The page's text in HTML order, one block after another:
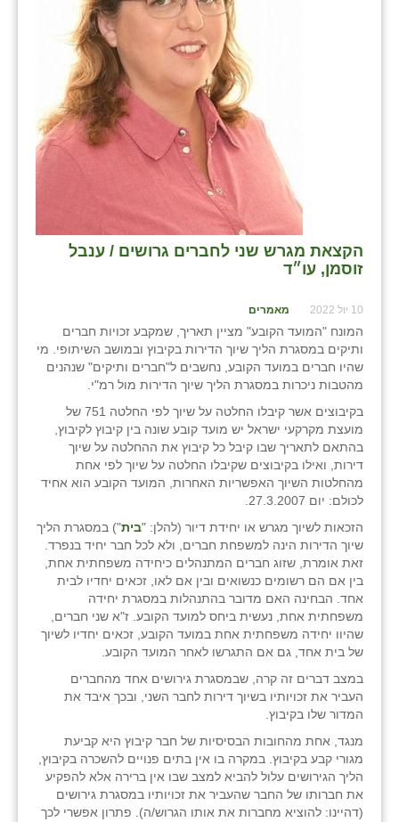
הקצאת מגרש שני לחברים גרושים / ענבל
זוסמן, עו״ד
10 יול 2022 מאמרים
המונח "המועד הקובע" מציין תאריך, שמקבע זכויות חברים
ותיקים במסגרת הליך שיוך הדירות בקיבוץ ובמושב השיתופי. מי
שהיו חברים במועד הקובע, נחשבים ל"חברים ותיקים" שנהנים
מהטבות ניכרות במסגרת הליך שיוך הדירות מול רמ"י.
בקיבוצים אשר קיבלו החלטה על שיוך לפי החלטה 751 של
מועצת מקרקעי ישראל יש מועד קובע שונה בין קיבוץ לקיבוץ,
בהתאם לתאריך שבו קיבל כל קיבוץ את ההחלטה על שיוך
דירות, ואילו בקיבוצים שקיבלו החלטה על שיוך לפי אחת
מהחלטות השיוך האפשריות האחרות, המועד הקובע הוא אחיד
לכולם: יום 27.3.2007.
הזכאות לשיוך מגרש או יחידת דיור (להלן: "בית") במסגרת הליך
שיוך הדירות הינה למשפחת חברים, ולא לכל חבר יחיד בנפרד.
זאת אומרת, שזוג חברים המתנהלים כיחידה משפחתית אחת,
בין אם הם רשומים כנשואים ובין אם לאו, זכאים יחדיו לבית
אחד. הבחינה האם מדובר בהתנהלות במסגרת יחידה
משפחתית אחת, נעשית ביחס למועד הקובע. ז"א שני חברים,
שהיוו יחידה משפחתית אחת במועד הקובע, זכאים יחדיו לשיוך
של בית אחד, גם אם התגרשו לאחר המועד הקובע.
במצב דברים זה קרה, שבמסגרת גירושים אחד מהחברים
העביר את זכויותיו בשיוך דירות לחבר השני, ובכך איבד את
המדור שלו בקיבוץ.
מנגד, אחת מהחובות הבסיסיות של חבר קיבוץ היא קביעת
מגורי קבע בקיבוץ. במקרה בו אין בתים פנויים להשכרה בקיבוץ,
הליך הגירושים עלול להביא למצב שבו אין ברירה אלא להפקיע
את חברותו של החבר שהעביר את זכויותיו במסגרת גירושים
(דהיינו: להוציא מחברות את אותו הגרוש/ה). פתרון אפשרי לכך